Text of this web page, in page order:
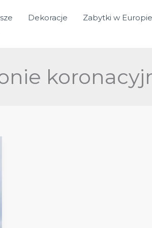
Dekoracje Zabytki w Europie